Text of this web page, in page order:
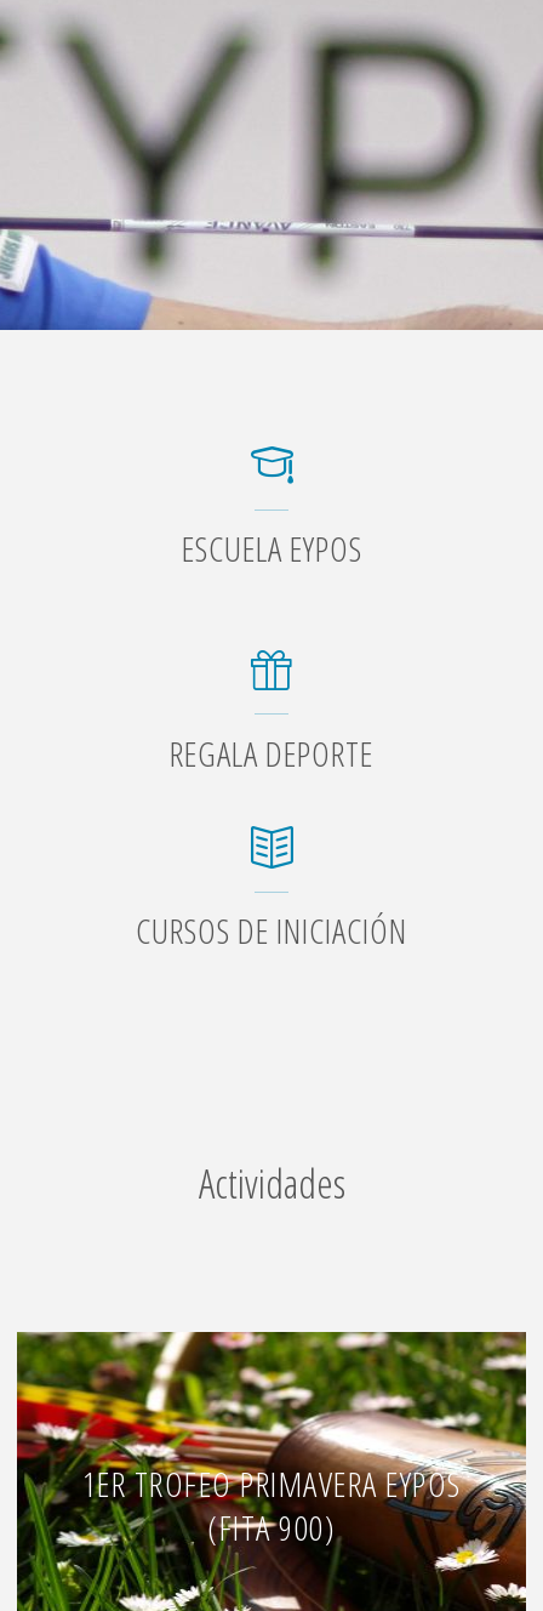
ESCUELA EYPOS
REGALA DEPORTE
CURSOS DE INICIACIÓN
Actividades
1ER TROFEO PRIMAVERA EYPOS
(FITA 900)